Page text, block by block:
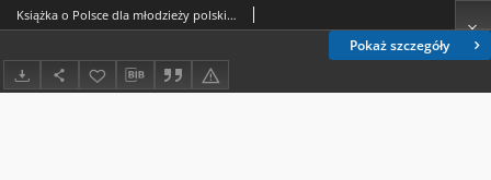
Pokaż szczegóły
Książka o Polsce dla młodzieży polskiej zagranicą